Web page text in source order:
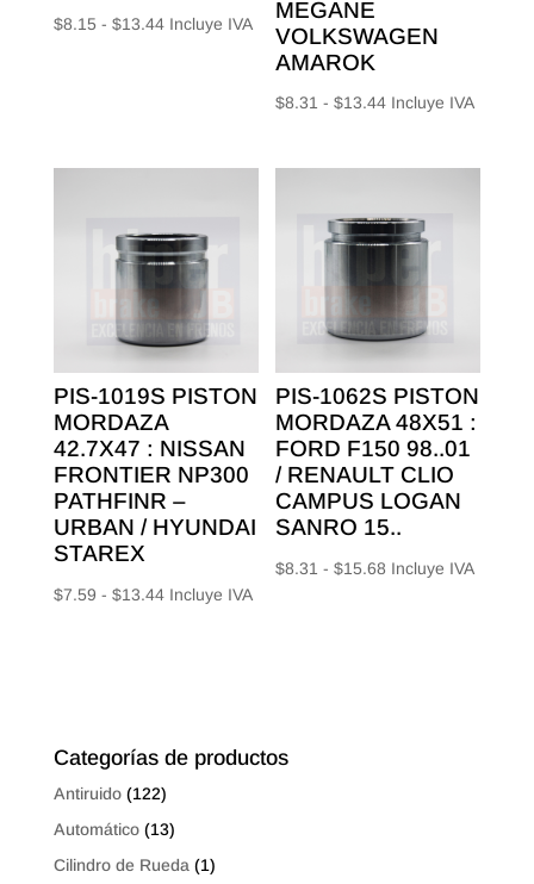
$8.15 - $13.44Rango
Incluye IVA
MEGANE
VOLKSWAGEN
AMAROK
$8.31 - $13.44Rango
precios:
$8.31
hasta
$13.44
Incluye IVA
PIS-1019S PISTON
MORDAZA
42.7X47 : NISSAN
FRONTIER NP300
PATHFINR –
URBAN / HYUNDAI
STAREX
$7.59 - $13.44Rango
hasta
Incluye IVA
PIS-1062S PISTON
MORDAZA 48X51 :
FORD F150 98..01
/ RENAULT CLIO
CAMPUS LOGAN
SANRO 15..
$8.31 - $15.68 Rango
Incluye IVA
Categorías de productos
Antiruido (122)
Automático (13)
Cilindro de Rueda (1)